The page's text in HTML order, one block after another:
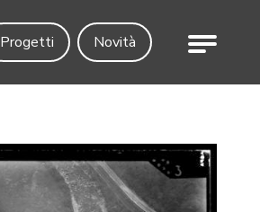
Progetti Novità Menu